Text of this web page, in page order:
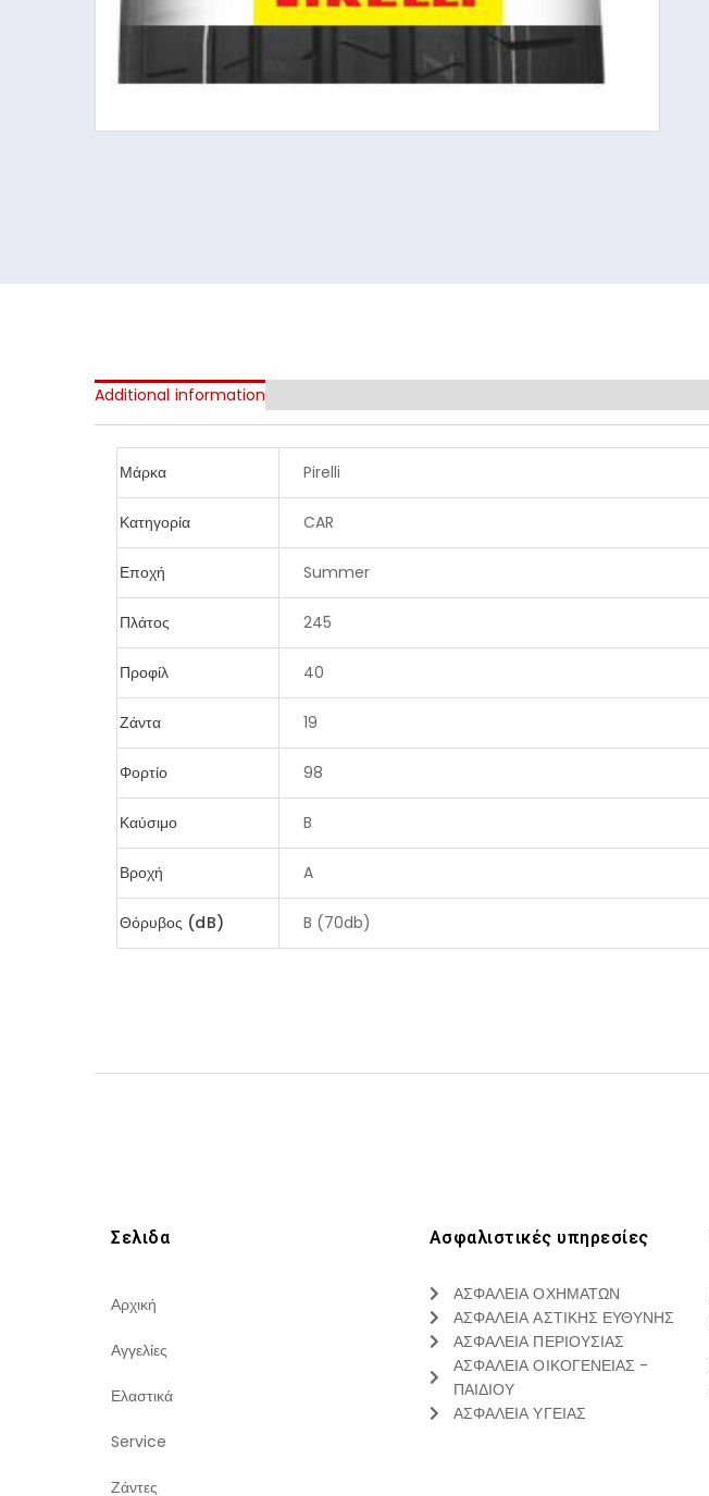
Additional information
Μάρκα Pirelli
Κατηγορία CAR
Εποχή Summer
Πλάτος 245
Προφίλ 40
Ζάντα 19
Φορτίο 98
Καύσιμο B
Βροχή A
Θόρυβος (dB) B (70db)
Σελιδα
Αρχική
Αγγελίες
Ελαστικά
Service
Ζάντες
Ασφαλιστικές υπηρεσίες
ΑΣΦΑΛΕΙΑ ΟΧΗΜΑΤΩΝ
ΑΣΦΑΛΕΙΑ ΑΣΤΙΚΗΣ ΕΥΘΥΝΗΣ
ΑΣΦΑΛΕΙΑ ΠΕΡΙΟΥΣΙΑΣ
ΑΣΦΑΛΕΙΑ ΟΙΚΟΓΕΝΕΙΑΣ -
ΠΑΙΔΙΟΥ
ΑΣΦΑΛΕΙΑ ΥΓΕΙΑΣ